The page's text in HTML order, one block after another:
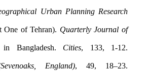
Urban Planning Research
of Tehran). Quarterly Journal of
Bangladesh. Cities, 133, 1-12.
England), 49, 18–23.